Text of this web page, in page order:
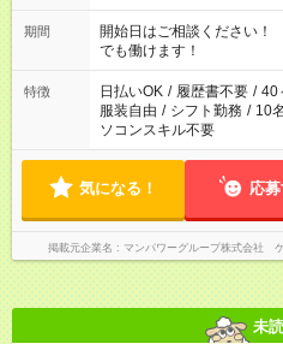
場合、他のお仕事と合わせ
ん ※法令に基づき、週20時
となります ※労働者派遣法
短時間・短期間の就業はご
期間
開始日はご相談ください
でも働けます！
特徴 日払いOK / 履歴書不要 / 40
服装自由 / シフト勤務 / 10
ソコンスキル不要
気になる！ 応
掲載元企業名 マンパワーグループ株式会社
未読